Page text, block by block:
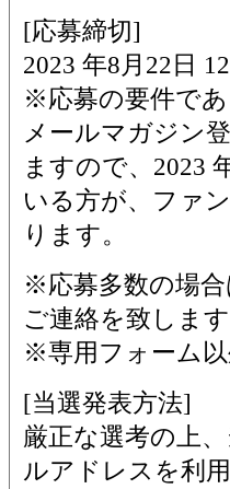
[応募締切]
2023 年8月22日
※応募の要件であ
メールマガジン
ますので、2023
いる方が、ファ
ります。
※応募多数の場
ご連絡を致します
※専用フォーム
[当選発表方法]
厳正な選考の上
ルアドレスを利